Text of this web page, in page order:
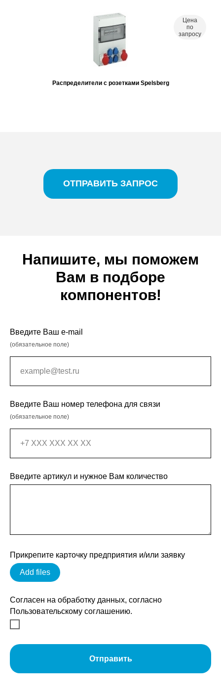
Цена
по
запросу
Распределители с розетками Spelsberg
ОТПРАВИТЬ ЗАПРОС
Напишите, мы поможем
Вам в подборе
компонентов!
Введите Ваш e-mail
(обязательное поле)
Введите Ваш номер телефона для связи
(обязательное поле)
Введите артикул и нужное Вам количество
Прикрепите карточку предприятия и/или заявку
Add files
Согласен на обработку данных, согласно
Пользовательскому соглашению.
Отправить